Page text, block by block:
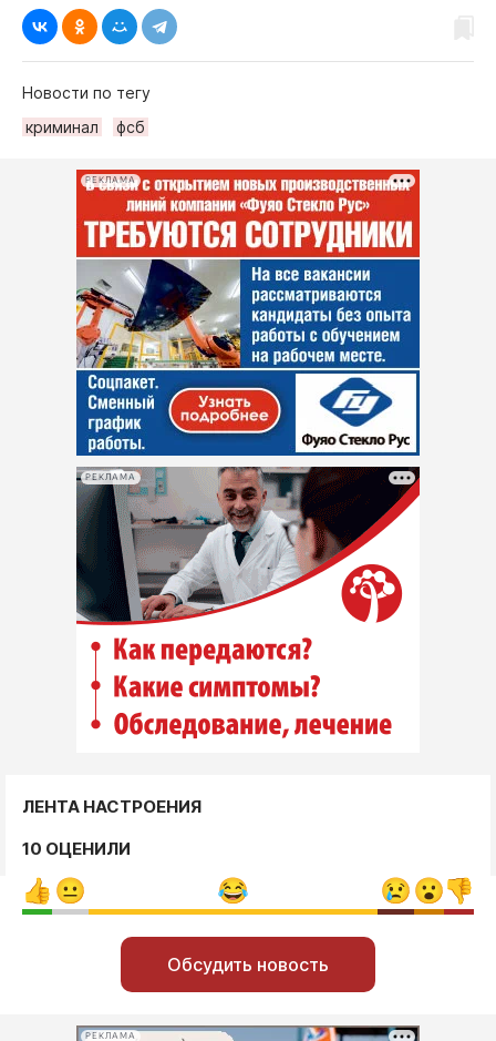
Новости по тегу
криминал
фсб
РЕКЛАМА
РЕКЛАМА
ЛЕНТА НАСТРОЕНИЯ
10 ОЦЕНИЛИ
Обсудить новость
РЕКЛАМА